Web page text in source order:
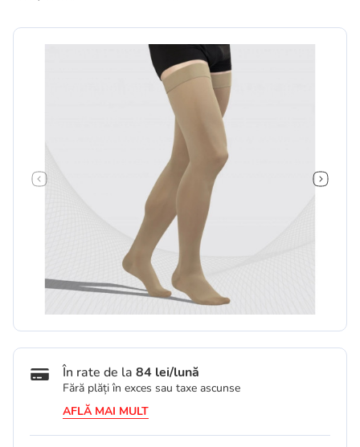
În rate de la 84 lei/lună
Fără plăți în exces sau taxe ascunse
AFLĂ MAI MULT